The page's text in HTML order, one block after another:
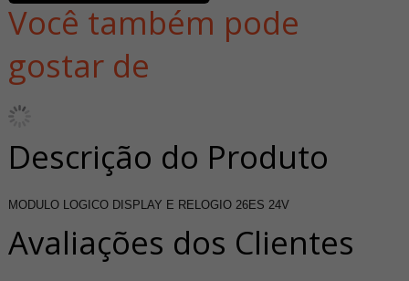
Você também pode
gostar de
Descrição do Produto
MODULO LOGICO DISPLAY E RELOGIO 26ES 24V
Avaliações dos Clientes